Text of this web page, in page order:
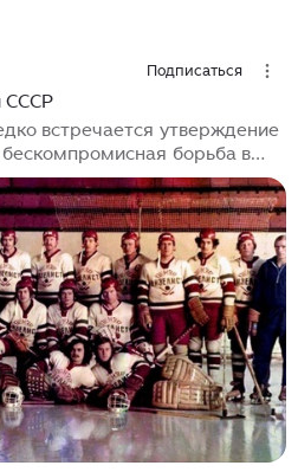
хоккейная лига (НХЛ), КХЛ и
лиги. Лиги предоставляют
улучшать свои навыки и
на протяжении
Подписаться
СССР
встречается утверждение
борьба в
в Первой лиге. Конечно же,
немалая доля истины. И
в классе команд в
была слишком заметной.
определенная градация
клубами и игроками.
к статистике. И
зарождения хоккея с шайбой